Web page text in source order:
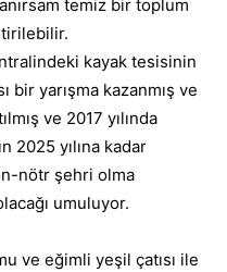
temiz bir toplum
kayak tesisinin
bir yarışma kazanmış ve
ve 2017 yılında
2025 yılına kadar
nötr şehri olma
umuluyor.
ve eğimli yeşil çatısı ile